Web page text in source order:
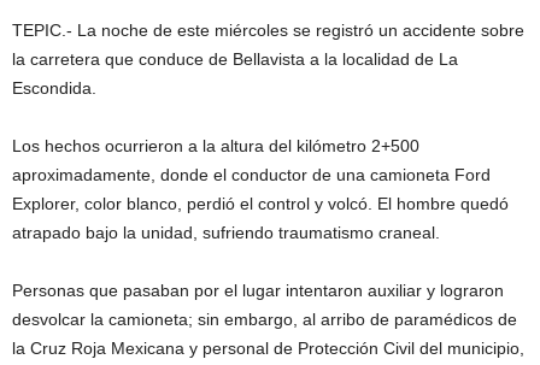
TEPIC.- La noche de este miércoles se registró un accidente sobre
la carretera que conduce de Bellavista a la localidad de La
Escondida.
Los hechos ocurrieron a la altura del kilómetro 2+500
aproximadamente, donde el conductor de una camioneta Ford
Explorer, color blanco, perdió el control y volcó. El hombre quedó
atrapado bajo la unidad, sufriendo traumatismo craneal.
Personas que pasaban por el lugar intentaron auxiliar y lograron
desvolcar la camioneta; sin embargo, al arribo de paramédicos de
la Cruz Roja Mexicana y personal de Protección Civil del municipio,